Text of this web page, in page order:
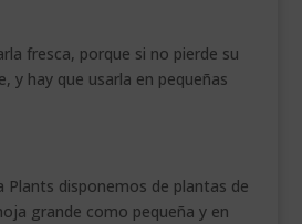
fresca, porque si no pierde su
y hay que usarla en pequeñas
Plants disponemos de plantas de
grande como pequeña y en